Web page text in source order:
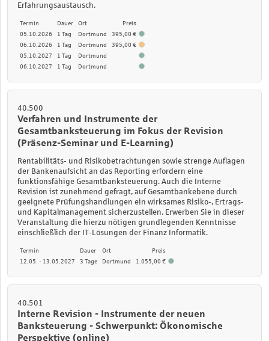
Erfahrungsaustausch.
Termin Dauer Ort
Preis
05.10.2026
1 Tag Dortmund
395,00 €
06.10.2026
1 Tag Dortmund
395,00 €
05.10.2027
1 Tag
Dortmund
06.10.2027
1 Tag Dortmund
40.500
Verfahren und Instrumente der
Gesamtbanksteuerung im Fokus der Revision
(Präsenz-Seminar und E-Learning)
Rentabilitäts- und Risikobetrachtungen sowie strenge Auflagen
der Bankenaufsicht an das Reporting erfordern eine
funktionsfähige Gesamtbanksteuerung. Auch die Interne
Revision ist zunehmend gefragt, auf Gesamtbankebene durch
geeignete Prüfungshandlungen ein wirksames Risiko-, Ertrags-
und Kapitalmanagement sicherzustellen. Erwerben Sie in dieser
Veranstaltung die hierzu nötigen grundlegenden Kenntnisse
einschließlich der IT-Lösungen der Finanz Informatik.
Termin Dauer Ort
Preis
12.05. - 13.05.2027
3 Tage Dortmund 1.055,00 €
40.501
Interne Revision - Instrumente der neuen
Banksteuerung - Schwerpunkt: Ökonomische
Perspektive (online)